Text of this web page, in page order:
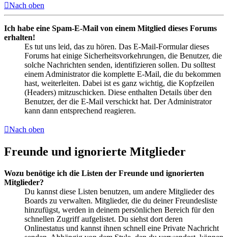
Nach oben
Ich habe eine Spam-E-Mail von einem Mitglied dieses Forums
erhalten!
Es tut uns leid, das zu hören. Das E-Mail-Formular dieses
Forums hat einige Sicherheitsvorkehrungen, die Benutzer, die
solche Nachrichten senden, identifizieren sollen. Du solltest
einem Administrator die komplette E-Mail, die du bekommen
hast, weiterleiten. Dabei ist es ganz wichtig, die Kopfzeilen
(Headers) mitzuschicken. Diese enthalten Details über den
Benutzer, der die E-Mail verschickt hat. Der Administrator
kann dann entsprechend reagieren.
Nach oben
Freunde und ignorierte Mitglieder
Wozu benötige ich die Listen der Freunde und ignorierten
Mitglieder?
Du kannst diese Listen benutzen, um andere Mitglieder des
Boards zu verwalten. Mitglieder, die du deiner Freundesliste
hinzufügst, werden in deinem persönlichen Bereich für den
schnellen Zugriff aufgelistet. Du siehst dort deren
Onlinestatus und kannst ihnen schnell eine Private Nachricht